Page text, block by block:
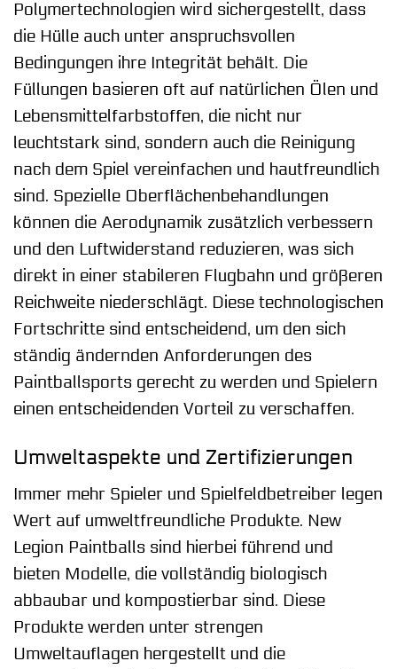
Polymertechnologien wird sichergestellt, dass
die Hülle auch unter anspruchsvollen
Bedingungen ihre Integrität behält. Die
Füllungen basieren oft auf natürlichen Ölen und
Lebensmittelfarbstoffen, die nicht nur
leuchtstark sind, sondern auch die Reinigung
nach dem Spiel vereinfachen und hautfreundlich
sind. Spezielle Oberflächenbehandlungen
können die Aerodynamik zusätzlich verbessern
und den Luftwiderstand reduzieren, was sich
direkt in einer stabileren Flugbahn und größeren
Reichweite niederschlägt. Diese technologischen
Fortschritte sind entscheidend, um den sich
ständig ändernden Anforderungen des
Paintballsports gerecht zu werden und Spielern
einen entscheidenden Vorteil zu verschaffen.
Umweltaspekte und Zertifizierungen
Immer mehr Spieler und Spielfeldbetreiber legen
Wert auf umweltfreundliche Produkte. New
Legion Paintballs sind hierbei führend und
bieten Modelle, die vollständig biologisch
abbaubar und kompostierbar sind. Diese
Produkte werden unter strengen
Umweltauflagen hergestellt und die